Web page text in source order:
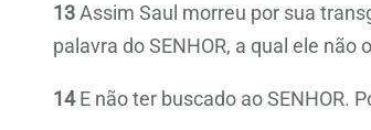
13Assim Saul morreu por sua
palavra do SENHOR, a qual ele
14E não ter buscado ao SENHOR.